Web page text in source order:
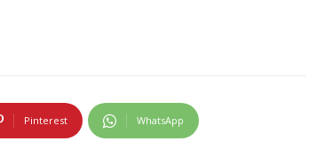
Pinterest WhatsApp